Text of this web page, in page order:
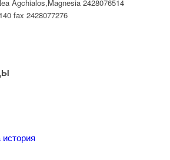
Agchialos,Magnesia 2428076514
fax 2428077276